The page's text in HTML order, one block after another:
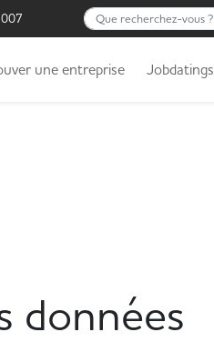
Que recherchez-vous ?
une entreprise Jobdatings
données